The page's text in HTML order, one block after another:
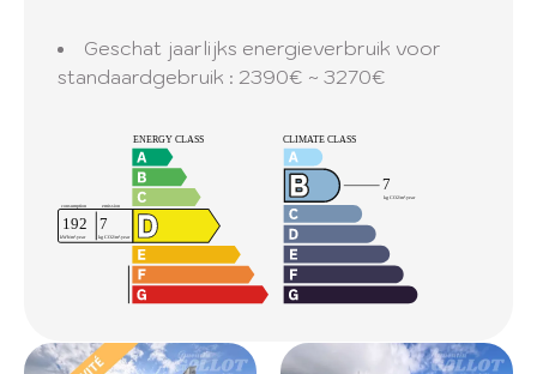
Geschat jaarlijks energieverbruik voor
standaardgebruik : 2390€ ~ 3270€